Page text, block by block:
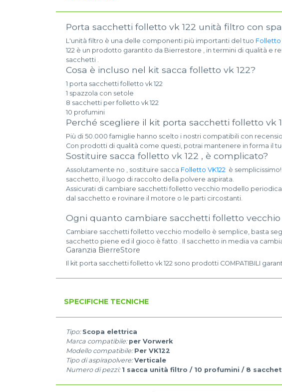
Porta sacchetti folletto vk 122 unità filtro con
L'unità filtro è una delle componenti più importanti del tuo Folletto
122 è un prodotto garantito da Bierrestore , in termini di qualità e
sacchetti .
Cosa è incluso nel kit sacca folletto vk 122?
1 porta sacchetti folletto vk 122
1 spazzola con setole
8 sacchetti per folletto vk 122
10 profumini
Perché scegliere il kit porta sacchetti folletto vk
Più di 50.000 famiglie hanno scelto i nostri compatibili con
Con prodotti di qualità come questi, potrai mantenere in forma il
Sostituire sacca folletto vk 122 , è complicato?
Assolutamente no , sostituire sacca Folletto VK122 è
sacchetto, il luogo di raccolto della polvere aspirata.
Assicurati di cambiare sacchetti folletto vecchio modello
dal sacchetto e rovinare il motore o le parti circostanti.
Ogni quanto cambiare sacchetti folletto
Cambiare sacchetti folletto vecchio modello è semplice, basta
sacchetto piene ed il gioco è fatto . Il sacchetto in media va
Garanzia BierreStore
Il kit porta sacchetti folletto vk 122 sono prodotti COMPATIBILI
SPECIFICHE TECNICHE
Tipo: Scopa elettrica
Marca compatibile: per Vorwerk
Modello compatibile: Per VK122
Tipo di aspirapolvere: Verticale
Numero di pezzi: 1 sacca unità filtro / 10 profumini / 8